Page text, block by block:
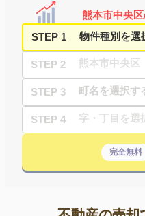
熊本市中央
STEP 1
STEP 2
STEP 3
STEP 4
完全無料